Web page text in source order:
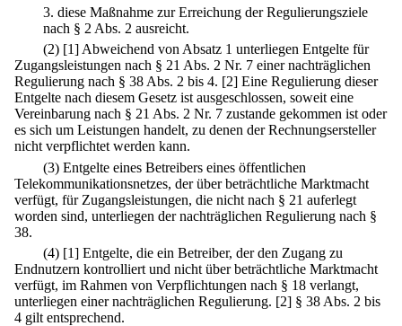
3. diese Maßnahme zur Erreichung der Regulierungsziele
nach § 2 Abs. 2 ausreicht.
(2) [1] Abweichend von Absatz 1 unterliegen Entgelte für
Zugangsleistungen nach § 21 Abs. 2 Nr. 7 einer nachträglichen
Regulierung nach § 38 Abs. 2 bis 4. [2] Eine Regulierung dieser
Entgelte nach diesem Gesetz ist ausgeschlossen, soweit eine
Vereinbarung nach § 21 Abs. 2 Nr. 7 zustande gekommen ist oder
es sich um Leistungen handelt, zu denen der Rechnungsersteller
nicht verpflichtet werden kann.
(3) Entgelte eines Betreibers eines öffentlichen
Telekommunikationsnetzes, der über beträchtliche Marktmacht
verfügt, für Zugangsleistungen, die nicht nach § 21 auferlegt
worden sind, unterliegen der nachträglichen Regulierung nach §
38.
(4) [1] Entgelte, die ein Betreiber, der den Zugang zu
Endnutzern kontrolliert und nicht über beträchtliche Marktmacht
verfügt, im Rahmen von Verpflichtungen nach § 18 verlangt,
unterliegen einer nachträglichen Regulierung. [2] § 38 Abs. 2 bis
4 gilt entsprechend.